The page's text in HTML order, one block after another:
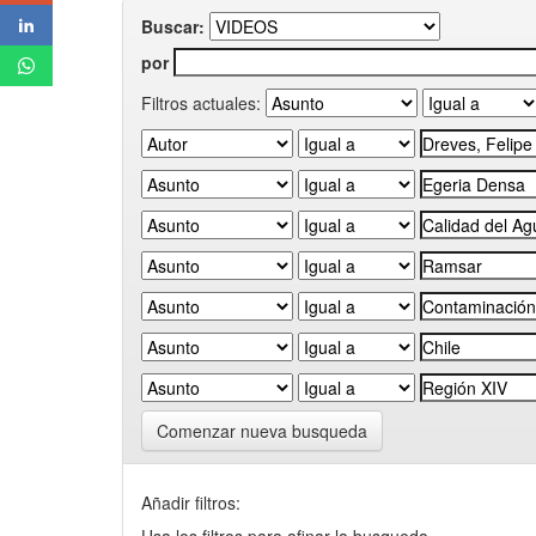
Buscar:
por
Filtros actuales:
Comenzar nueva busqueda
Añadir filtros: